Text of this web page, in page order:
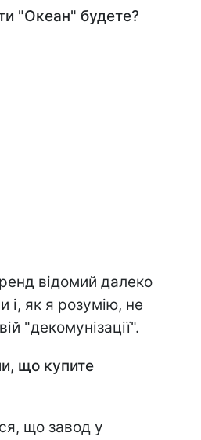
"Океан" будете?
відомий далеко
і, як я розумію, не
"декомунізації".
що купите
що завод у